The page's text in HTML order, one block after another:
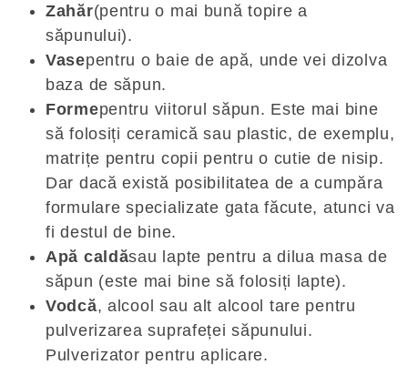
Zahăr(pentru o mai bună topire a
săpunului).
Vasepentru o baie de apă, unde vei dizolva
baza de săpun.
Formepentru viitorul săpun. Este mai bine
să folosiți ceramică sau plastic, de exemplu,
matrițe pentru copii pentru o cutie de nisip.
Dar dacă există posibilitatea de a cumpăra
formulare specializate gata făcute, atunci va
fi destul de bine.
Apă caldăsau lapte pentru a dilua masa de
săpun (este mai bine să folosiți lapte).
Vodcă, alcool sau alt alcool tare pentru
pulverizarea suprafeței săpunului.
Pulverizator pentru aplicare.